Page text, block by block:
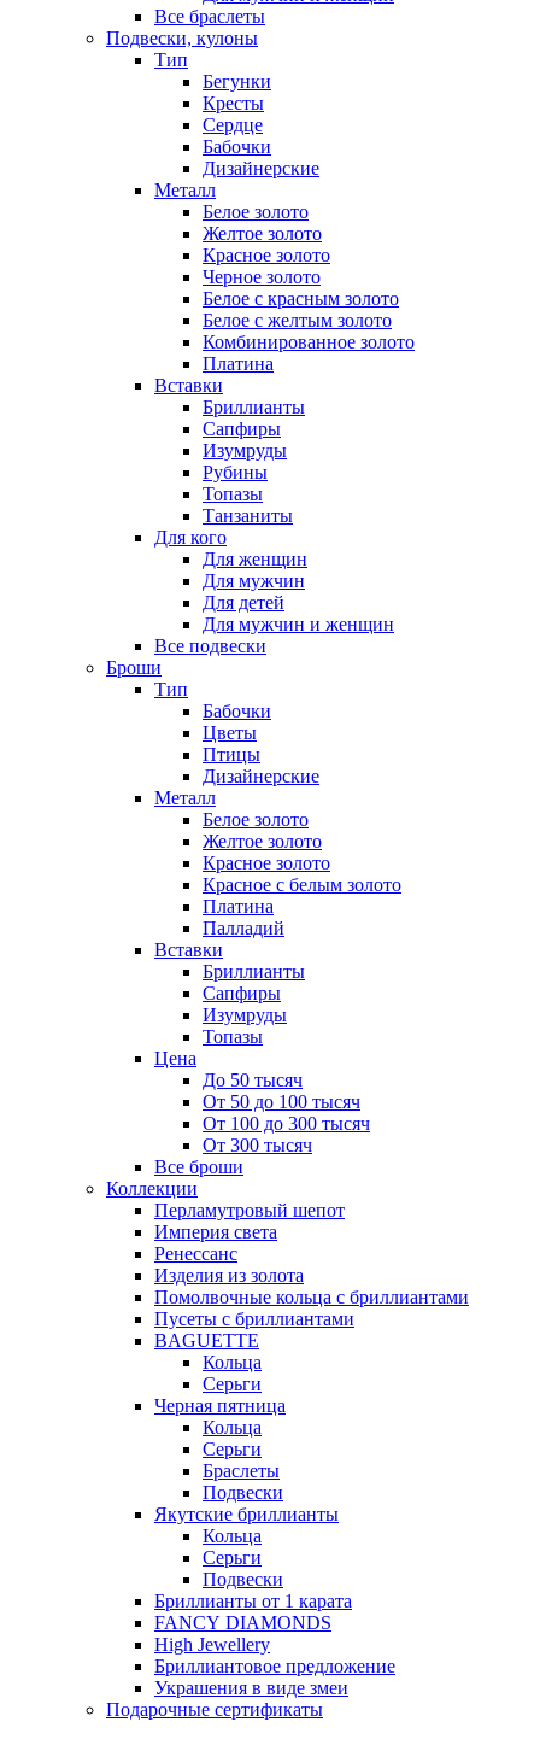
Все браслеты
Подвески, кулоны
Тип
Бегунки
Кресты
Сердце
Бабочки
Дизайнерские
Металл
Белое золото
Желтое золото
Красное золото
Черное золото
Белое с красным золото
Белое с желтым золото
Комбинированное золото
Платина
Вставки
Бриллианты
Сапфиры
Изумруды
Рубины
Топазы
Танзаниты
Для кого
Для женщин
Для мужчин
Для детей
Для мужчин и женщин
Все подвески
Броши
Тип
Бабочки
Цветы
Птицы
Дизайнерские
Металл
Белое золото
Желтое золото
Красное золото
Красное с белым золото
Платина
Палладий
Вставки
Бриллианты
Сапфиры
Изумруды
Топазы
Цена
До 50 тысяч
От 50 до 100 тысяч
От 100 до 300 тысяч
От 300 тысяч
Все броши
Коллекции
Перламутровый шепот
Империя света
Ренессанс
Изделия из золота
Помолвочные кольца с бриллиантами
Пусеты с бриллиантами
BAGUETTE
Кольца
Серьги
Черная пятница
Кольца
Серьги
Браслеты
Подвески
Якутские бриллианты
Кольца
Серьги
Подвески
Бриллианты от 1 карата
FANCY DIAMONDS
High Jewellery
Бриллиантовое предложение
Украшения в виде змеи
Подарочные сертификаты